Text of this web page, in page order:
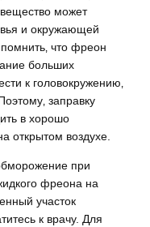
вещество может
и окружающей
что фреон
больших
к головокружению‚
заправку
в хорошо
открытом воздухе.
при
фреона на
участок
к врачу. Для